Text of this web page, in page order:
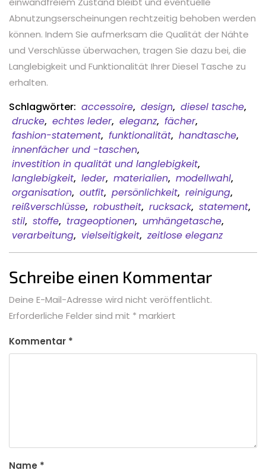
Abnutzungserscheinungen rechtzeitig behoben werden
können. Indem Sie aufmerksam die Qualität der Nähte
und Verschlüsse überwachen, tragen Sie dazu bei, die
Langlebigkeit und Funktionalität Ihrer Diesel Tasche zu
erhalten.
Schlagwörter: accessoire, design, diesel tasche,
drucke, echtes leder, eleganz, fächer,
fashion-statement, funktionalität, handtasche,
innenfächer und -taschen,
investition in qualität und langlebigkeit,
langlebigkeit, leder, materialien, modellwahl,
organisation, outfit, persönlichkeit, reinigung,
reißverschlüsse, robustheit, rucksack, statement,
stil, stoffe, trageoptionen, umhängetasche,
verarbeitung, vielseitigkeit, zeitlose eleganz
Schreibe einen Kommentar
Deine E-Mail-Adresse wird nicht veröffentlicht.
Erforderliche Felder sind mit * markiert
Kommentar *
Name *